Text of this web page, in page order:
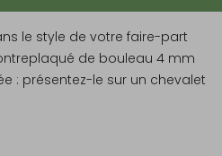
le style de votre faire-part
de bouleau 4 mm
: présentez-le sur un chevalet